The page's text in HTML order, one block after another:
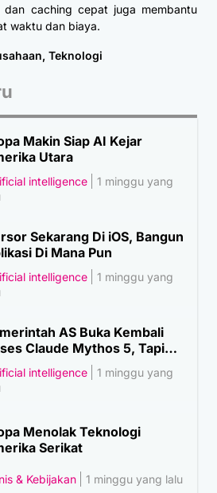
caching cepat juga membantu
waktu dan biaya.
, Teknologi
Makin Siap AI Kejar
Utara
intelligence
1 minggu yang
Sekarang Di iOS, Bangun
Di Mana Pun
intelligence
1 minggu yang
AS Buka Kembali
Claude Mythos 5, Tapi…
intelligence
1 minggu yang
Menolak Teknologi
Serikat
& Kebijakan 1 minggu yang lalu